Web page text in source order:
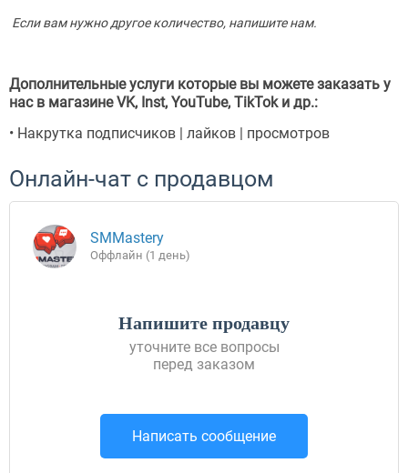
Если вам нужно другое количество, напишите нам.
Дополнительные услуги которые вы можете заказать у
нас в магазине VK, Inst, YouTube, TikTok и др.:
• Накрутка подписчиков | лайков | просмотров
Онлайн-чат с продавцом
SMMastery
Оффлайн (1 день)
Напишите продавцу
уточните все вопросы
перед заказом
Написать сообщение